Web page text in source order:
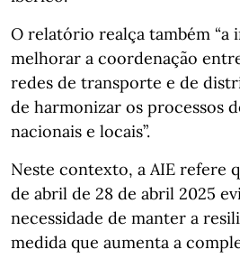
O relatório realça também “a
melhorar a coordenação
redes de transporte e de
de harmonizar os processos
nacionais e locais”.
Neste contexto, a AIE refere
de abril de 28 de abril 2025
necessidade de manter a
medida que aumenta a